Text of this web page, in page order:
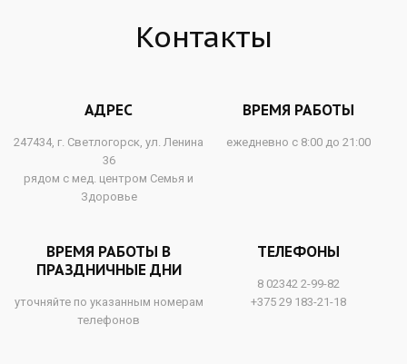
Контакты
АДРЕС
247434, г. Светлогорск, ул. Ленина
36
рядом с мед. центром Семья и
Здоровье
ВРЕМЯ РАБОТЫ
ежедневно с 8:00 до 21:00
ВРЕМЯ РАБОТЫ В
ПРАЗДНИЧНЫЕ ДНИ
уточняйте по указанным номерам
телефонов
ТЕЛЕФОНЫ
8 02342 2-99-82
+375 29 183-21-18